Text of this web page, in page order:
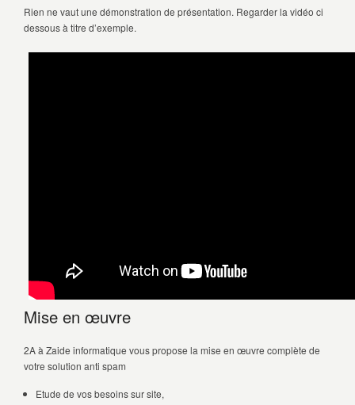
Rien ne vaut une démonstration de présentation. Regarder la vidéo ci
dessous à titre d’exemple.
Mise en œuvre
2A à Zaide informatique vous propose la mise en œuvre complète de
votre solution anti spam
Etude de vos besoins sur site,